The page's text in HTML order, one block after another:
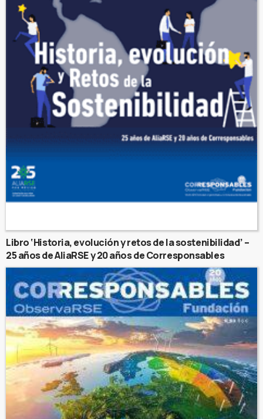
Libro ‘Historia, evolución y retos de la sostenibilidad’ –
25 años de AliaRSE y 20 años de Corresponsables